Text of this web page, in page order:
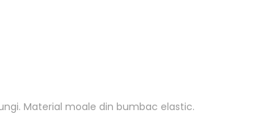
Material moale din bumbac elastic.